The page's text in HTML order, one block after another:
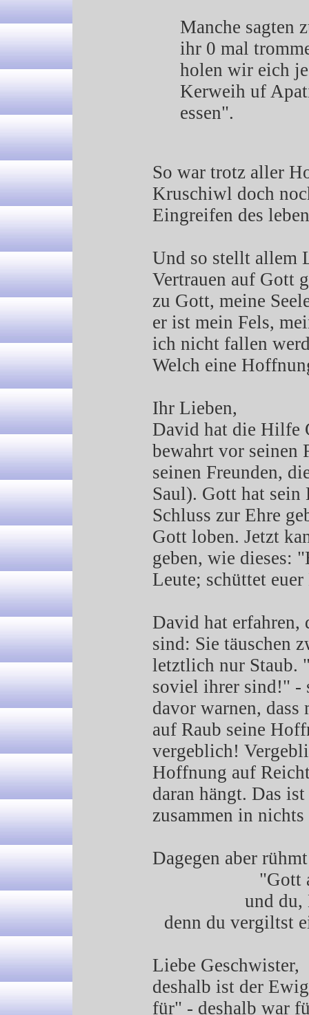
Manche sagten
ihr 0 mal
holen wir eich
Kerweih uf
essen".
So war trotz aller
Kruschiwl doch
Eingreifen des
Und so stellt allem
Vertrauen auf Gott
zu Gott, meine
er ist mein Fels,
ich nicht fallen
Welch eine
Ihr Lieben,
David hat die Hilfe
bewahrt vor seinen
seinen Freunden,
Saul). Gott hat sein
Schluss zur Ehre
Gott loben. Jetzt
geben, wie dieses:
Leute; schüttet
David hat erfahren,
sind: Sie täuschen
letztlich nur Staub.
soviel ihrer sind!" -
davor warnen,
auf Raub seine
vergeblich!
Hoffnung auf
daran hängt. Das
zusammen in
Dagegen aber
"Gott
und du,
denn du vergiltst
Liebe Geschwister,
deshalb ist der
für" - deshalb war